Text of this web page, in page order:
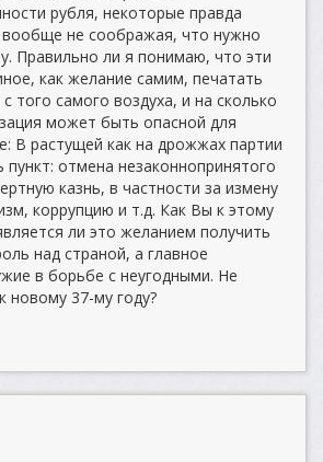
рубля, некоторые правда
не соображая, что нужно
Правильно ли я понимаю, что эти
как желание самим, печатать
того самого воздуха, и на сколько
может быть опасной для
В растущей как на дрожжах партии
пункт: отмена незаконнопринятого
казнь, в частности за измену
коррупцию и т.д. Как Вы к этому
ли это желанием получить
над страной, а главное
в борьбе с неугодными. Не
новому 37-му году?